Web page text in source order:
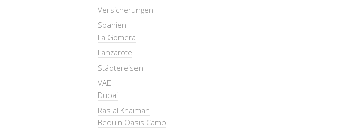
Versicherungen
Spanien
La Gomera
Lanzarote
Städtereisen
VAE
Dubai
Ras al Khaimah
Beduin Oasis Camp